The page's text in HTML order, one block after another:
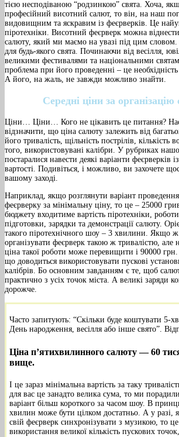
тією несподіваною “родзинкою” свята. Хоча,
професійний висотний салют, то він, на наш
видовищним та яскравим із феєрверків. Це
піротехніки. Висотний феєрверк можна
салюту, який ми маємо на увазі під цим
для будь-якого свята. Починаючи від весілля,
великими фестивалями та національними
проблема при його проведенні – це необхідність
А його, на жаль, не завжди можливо знайти.
Середні ціни за
Ціни… Ціни… Кого не цікавить це питання?
відзначити, що ціна салюту залежить від
його тривалість, щільність пострілів, кількість
того, використовувані калібри. У рубриках
постаралися навести деякі варіанти феєрверків
вартості. Подивіться, і можливо, ви захочете
вашому заході.
Наприклад, якщо розглянути варіант проведення
феєрверку за мінімальну ціну, то це – 25000
бюджету входитиме вартість піротехніки,
підготовки, зарядки та демонстрації салюту.
такого піротехнічного шоу – 3 хвилини. Якщо ж
організувати феєрверк такою ж тривалістю, але
ціна такої роботи може перевищити і 90000
що доводиться використовувати пускові
калібрів. Бо основним завданням є те, щоб
практично з усіх точок міста. А великі заряди
дорожче.
Часто запитують: “Скільки буде коштувати 5-
День народження, весілля або інше свято”.
Ціна п’ятихвилинного салюту — 60
вище.
І це зараз мінімальна вартість за таку
для вас це занадто велика сума, то ми
варіант більш короткого за часом шоу. В
хвилин може бути цілком достатньо. А у разі,
свій феєрверк синхронізувати з музикою, то це
використання великої кількість пускових